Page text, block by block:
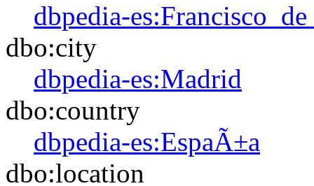
dbpedia-
dbo:city
dbpedia-es:Madrid
dbo:country
dbpedia-es:EspaÃ±a
dbo:location